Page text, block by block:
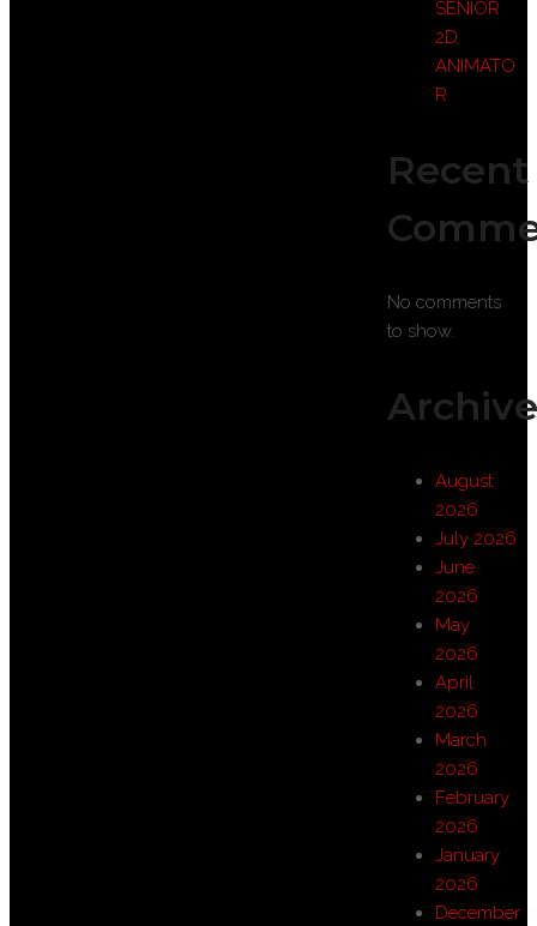
SENIOR
2D
ANIMATO
R
Recent
No comments
to show.
August
2026
July 2026
June
2026
May
2026
April
2026
March
2026
February
2026
January
2026
December